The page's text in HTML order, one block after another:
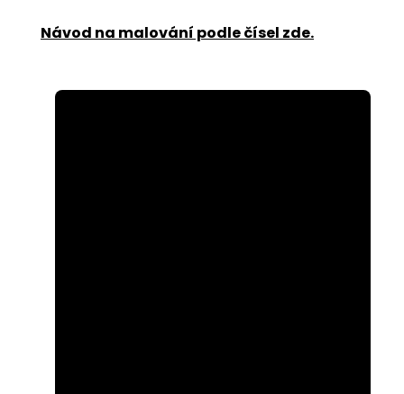
Návod na malování podle čísel zde.